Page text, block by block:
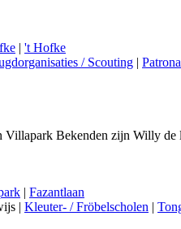
| 't Hofke
/ Scouting |
Villapark Bekenden zijn Willy
| Fazantlaan
| Kleuter- / Fröbelscholen |